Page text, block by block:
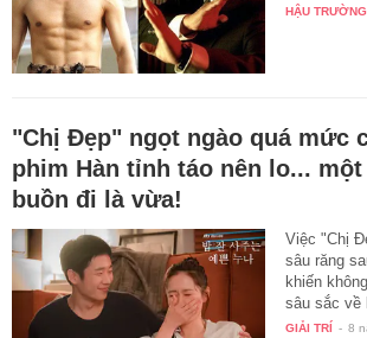
HẬU TRƯỜNG
"Chị Đẹp" ngọt ngào quá mức
phim Hàn tỉnh táo nên lo...
buồn đi là vừa!
Việc "Chị
sâu răng
khiến
sâu sắc về
"sad…
GIẢI TRÍ - 8